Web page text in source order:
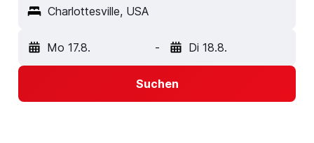
Charlottesville, USA
Mo 17.8. - Di 18.8.
Suchen